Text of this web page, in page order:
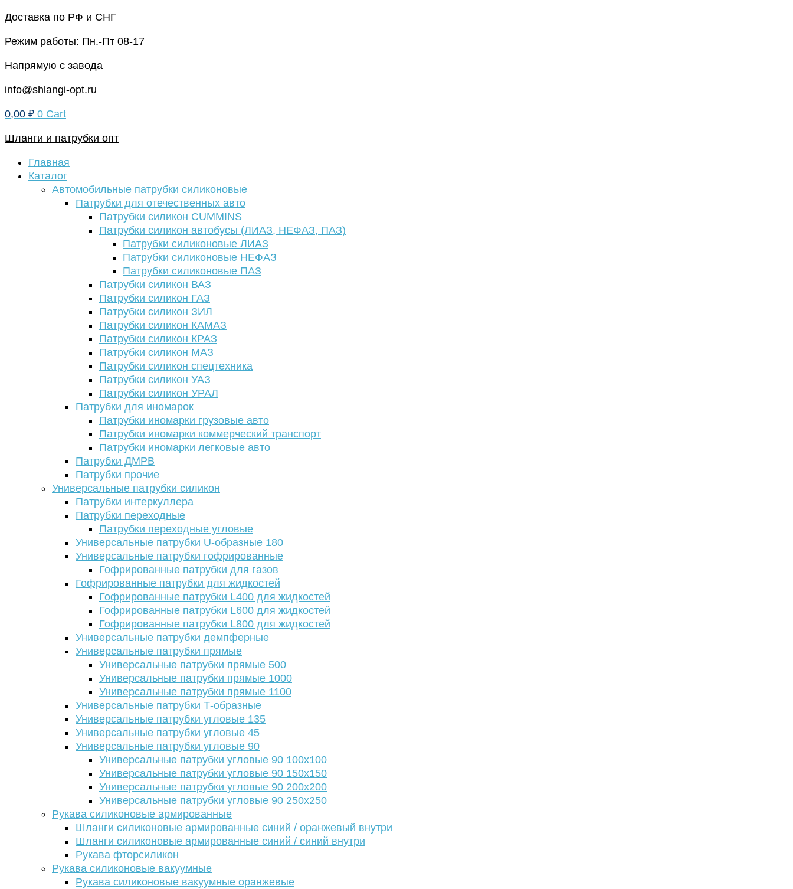
Перейти
содержимому
Доставка по РФ и СНГ
Режим работы: Пн.-Пт 08-17
Напрямую с завода
info@shlangi-opt.ru
0,00 ₽ 0 Cart
Шланги и патрубки опт
Главная
Каталог
Автомобильные патрубки силиконовые
Патрубки для отечественных авто
Патрубки силикон CUMMINS
Патрубки силикон автобусы (ЛИАЗ, НЕФАЗ, ПАЗ)
Патрубки силиконовые ЛИАЗ
Патрубки силиконовые НЕФАЗ
Патрубки силиконовые ПАЗ
Патрубки силикон ВАЗ
Патрубки силикон ГАЗ
Патрубки силикон ЗИЛ
Патрубки силикон КАМАЗ
Патрубки силикон КРАЗ
Патрубки силикон МАЗ
Патрубки силикон спецтехника
Патрубки силикон УАЗ
Патрубки силикон УРАЛ
Патрубки для иномарок
Патрубки иномарки грузовые авто
Патрубки иномарки коммерческий транспорт
Патрубки иномарки легковые авто
Патрубки ДМРВ
Патрубки прочие
Универсальные патрубки силикон
Патрубки интеркуллера
Патрубки переходные
Патрубки переходные угловые
Универсальные патрубки U-образные 180
Универсальные патрубки гофрированные
Гофрированные патрубки для газов
Гофрированные патрубки для жидкостей
Гофрированные патрубки L400 для жидкостей
Гофрированные патрубки L600 для жидкостей
Гофрированные патрубки L800 для жидкостей
Универсальные патрубки демпферные
Универсальные патрубки прямые
Универсальные патрубки прямые 500
Универсальные патрубки прямые 1000
Универсальные патрубки прямые 1100
Универсальные патрубки Т-образные
Универсальные патрубки угловые 135
Универсальные патрубки угловые 45
Универсальные патрубки угловые 90
Универсальные патрубки угловые 90 100х100
Универсальные патрубки угловые 90 150х150
Универсальные патрубки угловые 90 200х200
Универсальные патрубки угловые 90 250х250
Рукава силиконовые армированные
Шланги силиконовые армированные синий / оранжевый внутри
Шланги силиконовые армированные синий / синий внутри
Рукава фторсиликон
Рукава силиконовые вакуумные
Рукава силиконовые вакуумные оранжевые